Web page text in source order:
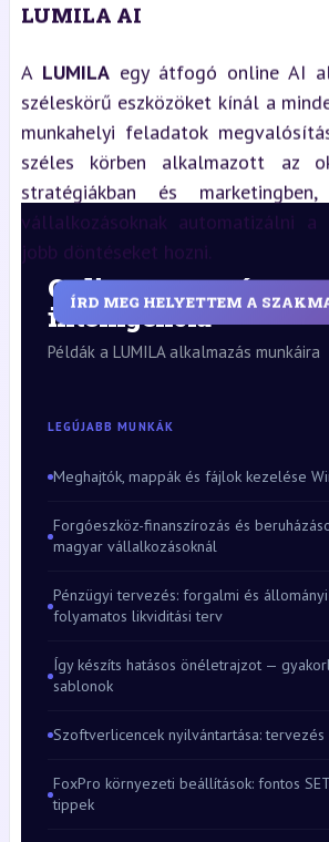
LUMILA AI
A LUMILAegy átfogó online AI
széleskörű eszközöket kínál a
munkahelyi feladatok
széles körben alkalmazott az
stratégiákban és
vállalkozásoknak automatizálni
jobb döntéseket hozni.
ÍRD MEG HELYETTEM A
Online mesterséges
intelligencia
Példák a LUMILA alkalmazás munkáira
LEGÚJABB MUNKÁK
Meghajtók, mappák és fájlok kezelése
Forgóeszköz-finanszírozás és
magyar vállalkozásoknál
Pénzügyi tervezés: forgalmi és
folyamatos likviditási terv
Így készíts hatásos önéletrajzot —
sablonok
Szoftverlicencek nyilvántartása:
FoxPro környezeti beállítások: fontos
tippek